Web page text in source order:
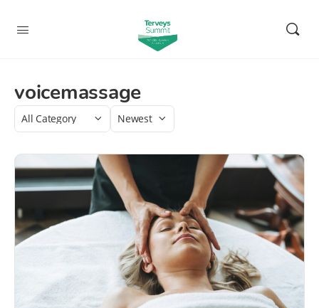
voicemassage
Category
Sort